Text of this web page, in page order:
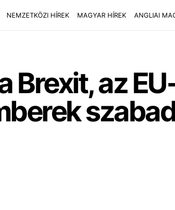
NEMZETKÖZI HÍREK MAGYAR HÍREK ANGLIAI
Brexit, az